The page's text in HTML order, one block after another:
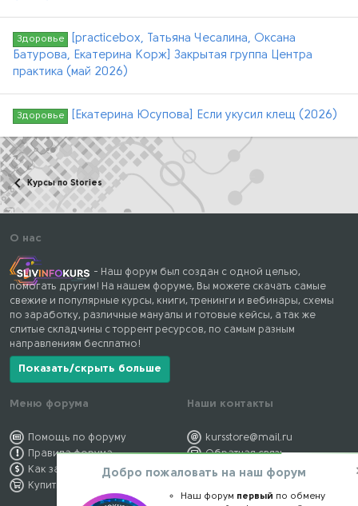
Здоровье
[practicebox, Татьяна Чесалина, Оксана
Батурова, Екатерина Корж] Закрытая группа Центра
практика (май 2026)
Здоровье [Екатерина Юсупова] Если укусил клещ (2026)
Курсы по Stories
О нас
- Наш форум был создан с одной целью,
помогать другим! На нашем форуме, Вы можете скачать самые
свежие и популярные курсы, книги, тренинги и вебинары, схемы
по заработку, различные мануалы и готовые кейсы, а так же
слитые складчины с торрент ресурсов, по самым разным
направлениям бесплатно!
Показать/скрыть больше
Меню форума
Помощь по форуму
Правила форума
Как заработать
Купить премиум
Наши контакты
kursstore@mail.ru
Обратная связь
Конфиденциальность
Добро пожаловать на наш форум
Наш форум первый по обмену